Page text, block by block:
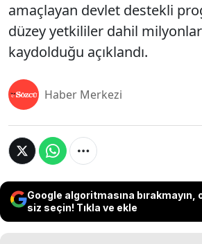
amaçlayan devlet destekli
düzey yetkililer dahil
kaydolduğu açıklandı.
Haber Merkezi
Google algoritmasına bırakmayın,
siz seçin! Tıkla ve ekle